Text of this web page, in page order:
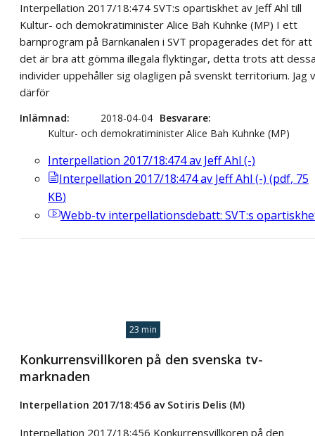
Interpellation 2017/18:474 SVT:s opartiskhet av Jeff Ahl till
Kultur- och demokratiminister Alice Bah Kuhnke (MP) I ett
barnprogram på Barnkanalen i SVT propagerades det för att
det är bra att gömma illegala flyktingar, detta trots att
individer uppehåller sig olagligen på svenskt territorium. Jag
därför
Inlämnad 2018-04-04 Besvarare
Kultur- och demokratiminister Alice Bah Kuhnke (MP)
Interpellation 2017/18:474 av Jeff Ahl (-)
Interpellation 2017/18:474 av Jeff Ahl (-) (pdf, 75
KB)
Webb-tv interpellationsdebatt: SVT:s
23 min
Konkurrensvillkoren på den svenska tv-
marknaden
Interpellation 2017/18:456 av Sotiris Delis (M)
Interpellation 2017/18:456 Konkurrensvillkoren på den